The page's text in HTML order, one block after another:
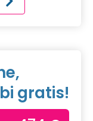
gratis!